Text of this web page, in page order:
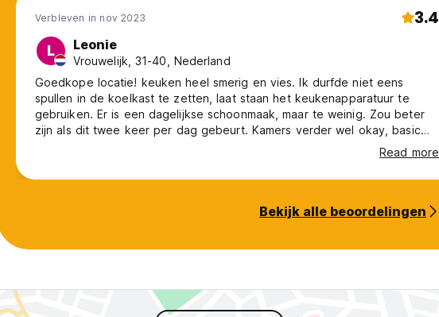
Verbleven in nov 2023 3.4
L Leonie
Vrouwelijk, 31-40, Nederland
Goedkope locatie! keuken heel smerig en vies. Ik durfde niet eens
spullen in de koelkast te zetten, laat staan het keukenapparatuur te
gebruiken. Er is een dagelijkse schoonmaak, maar te weinig. Zou beter
zijn als dit twee keer per dag gebeurt. Kamers verder wel okay, basic
Read more
Bekijk alle beoordelingen